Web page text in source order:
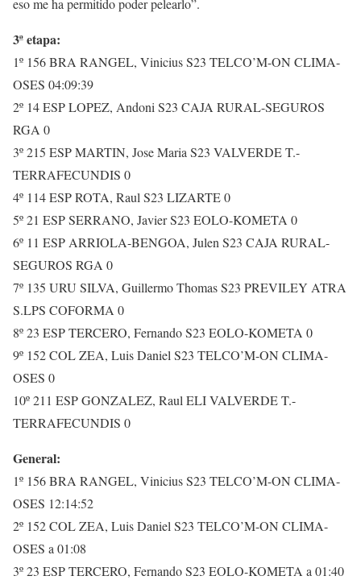
eso me ha permitido poder pelearlo”.
3ª etapa:
1º 156 BRA RANGEL, Vinicius S23 TELCO’M-ON CLIMA-
OSES 04:09:39
2º 14 ESP LOPEZ, Andoni S23 CAJA RURAL-SEGUROS
RGA 0
3º 215 ESP MARTIN, Jose Maria S23 VALVERDE T.-
TERRAFECUNDIS 0
4º 114 ESP ROTA, Raul S23 LIZARTE 0
5º 21 ESP SERRANO, Javier S23 EOLO-KOMETA 0
6º 11 ESP ARRIOLA-BENGOA, Julen S23 CAJA RURAL-
SEGUROS RGA 0
7º 135 URU SILVA, Guillermo Thomas S23 PREVILEY ATRA
S.LPS COFORMA 0
8º 23 ESP TERCERO, Fernando S23 EOLO-KOMETA 0
9º 152 COL ZEA, Luis Daniel S23 TELCO’M-ON CLIMA-
OSES 0
10º 211 ESP GONZALEZ, Raul ELI VALVERDE T.-
TERRAFECUNDIS 0
General:
1º 156 BRA RANGEL, Vinicius S23 TELCO’M-ON CLIMA-
OSES 12:14:52
2º 152 COL ZEA, Luis Daniel S23 TELCO’M-ON CLIMA-
OSES a 01:08
3º 23 ESP TERCERO, Fernando S23 EOLO-KOMETA a 01:40